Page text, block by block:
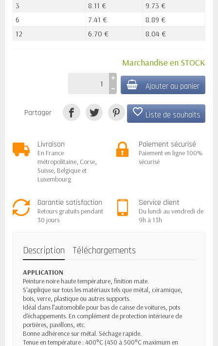
3
8.11 €
9.73 €
6
7.41 €
8.89 €
12
6.70 € 8.04 €
Marchandise en STOCK
Ajouter au panier
favorite_border Liste de souhaits
Partager
Livraison
En France
métropolitaine, Corse,
Suisse, Belgique et
Luxembourg
Paiement sécurisé
Paiement en ligne 100%
sécurisé
Garantie satisfaction
Retours gratuits pendant
30 jours
Service client
Du lundi au vendredi de
9h à 13h
Description Téléchargements
APPLICATION
Peinture noire haute température, finition mate.
S'applique sur tous les matériaux tels que métal, céramique,
bois, verre, plastique ou autres supports.
Idéal dans l’automobile pour bas de caisse de voitures, pots
d'échappements. En complément de protection intérieure de
portières, pavillons, etc.
Bonne adhérence sur métal. Séchage rapide.
Tenue en température : 400°C (450 à 500°C maximum en